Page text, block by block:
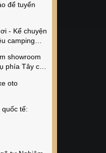
để tuyển
- Kể chuyện
camping
showroom
phía Tây có
oto
tế: